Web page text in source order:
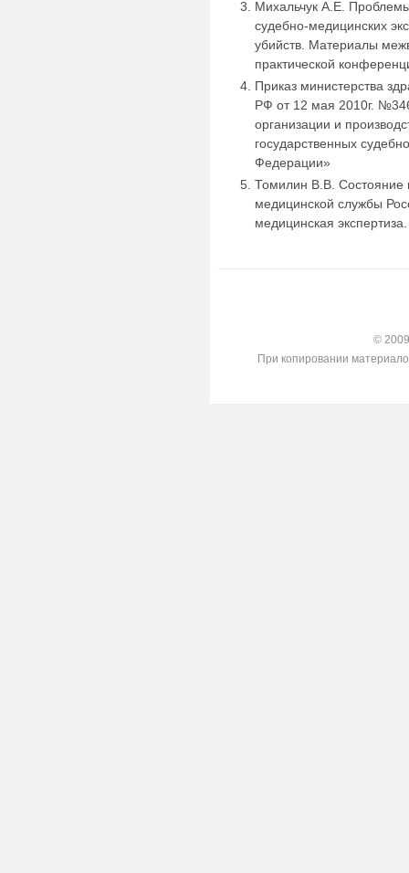
Михальчук А.Е.
судебно-медицинских
убийств. Материалы
практической
Приказ министерства
РФ от 12 мая 2010г.
организации и
государственных
Федерации»
Томилин В.В. Состояние
медицинской службы
медицинская
©
При копировании